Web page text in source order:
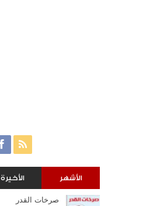
الأشهر الأخيرة
صرخات القدر